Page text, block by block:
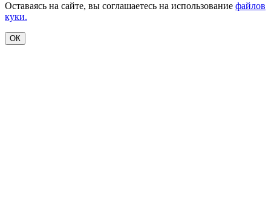
Оставаясь на сайте, вы соглашаетесь на использование файлов
куки.
ОК